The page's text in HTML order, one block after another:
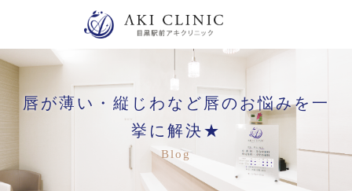
唇が薄い・縦じわなど唇のお悩みを一
挙に解決★